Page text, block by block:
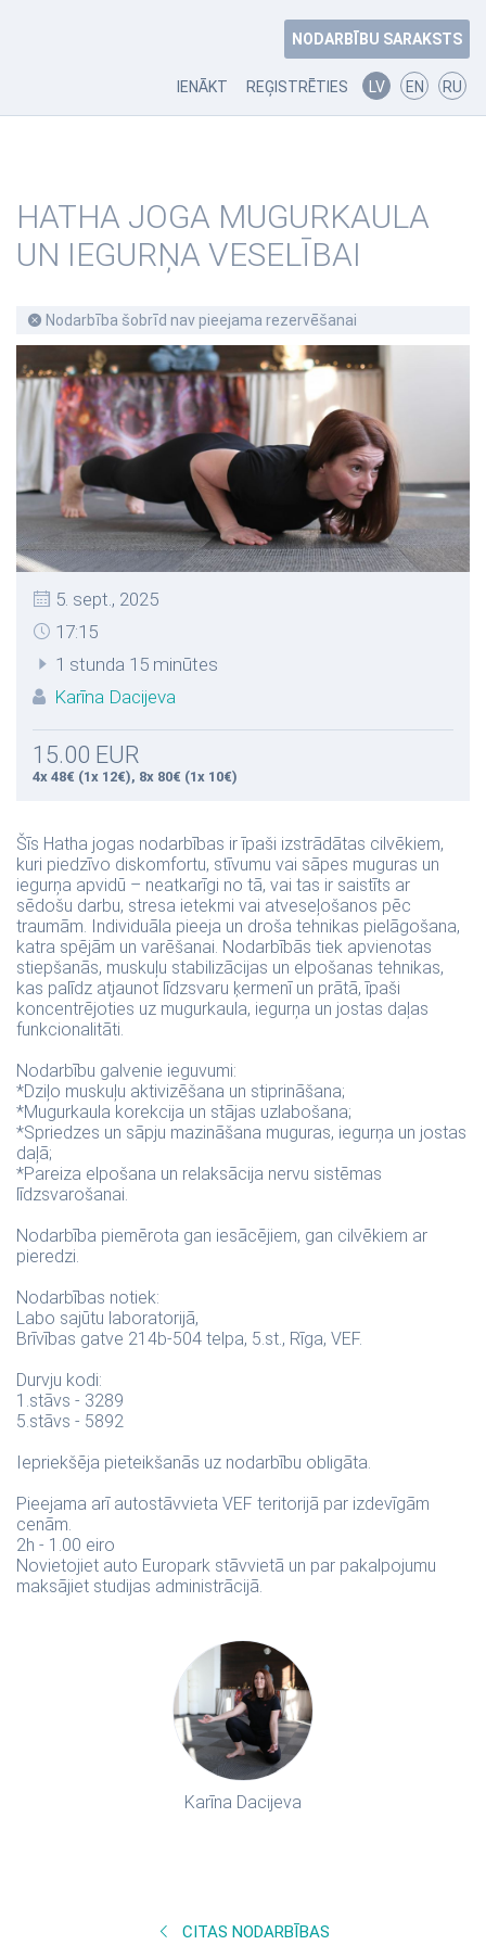
NODARBĪBU SARAKSTS
IENĀKT REĢISTRĒTIES LV EN RU
HATHA JOGA MUGURKAULA
UN IEGURŅA VESELĪBAI
Nodarbība šobrīd nav pieejama rezervēšanai
5. sept., 2025
17:15
1 stunda 15 minūtes
Karīna Dacijeva
15.00 EUR
4x 48€ (1x 12€), 8x 80€ (1x 10€)
Šīs Hatha jogas nodarbības ir īpaši izstrādātas cilvēkiem,
kuri piedzīvo diskomfortu, stīvumu vai sāpes muguras un
iegurņa apvidū – neatkarīgi no tā, vai tas ir saistīts ar
sēdošu darbu, stresa ietekmi vai atveseļošanos pēc
traumām. Individuāla pieeja un droša tehnikas pielāgošana,
katra spējām un varēšanai. Nodarbībās tiek apvienotas
stiepšanās, muskuļu stabilizācijas un elpošanas tehnikas,
kas palīdz atjaunot līdzsvaru ķermenī un prātā, īpaši
koncentrējoties uz mugurkaula, iegurņa un jostas daļas
funkcionalitāti.
Nodarbību galvenie ieguvumi:
*Dziļo muskuļu aktivizēšana un stiprināšana;
*Mugurkaula korekcija un stājas uzlabošana;
*Spriedzes un sāpju mazināšana muguras, iegurņa un jostas
daļā;
*Pareiza elpošana un relaksācija nervu sistēmas
līdzsvarošanai.
Nodarbība piemērota gan iesācējiem, gan cilvēkiem ar
pieredzi.
Nodarbības notiek:
Labo sajūtu laboratorijā,
Brīvības gatve 214b-504 telpa, 5.st., Rīga, VEF.
Durvju kodi:
1.stāvs - 3289
5.stāvs - 5892
Iepriekšēja pieteikšanās uz nodarbību obligāta.
Pieejama arī autostāvvieta VEF teritorijā par izdevīgām
cenām.
2h - 1.00 eiro
Novietojiet auto Europark stāvvietā un par pakalpojumu
maksājiet studijas administrācijā.
Karīna Dacijeva
CITAS NODARBĪBAS